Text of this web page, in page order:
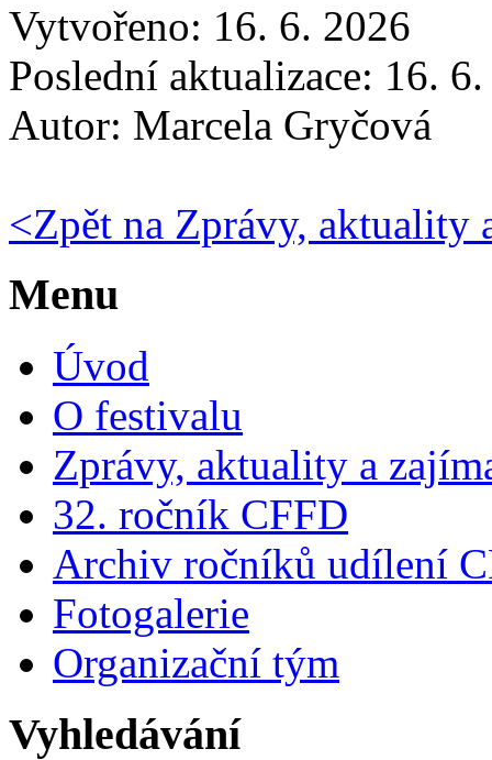
Vytvořeno: 16. 6. 2026
Poslední aktualizace: 16.
Autor: Marcela Gryčová
<Zpět na Zprávy, aktuality
Menu
Úvod
O festivalu
Zprávy, aktuality a
32. ročník CFFD
Archiv ročníků udílení
Fotogalerie
Organizační tým
Vyhledávání